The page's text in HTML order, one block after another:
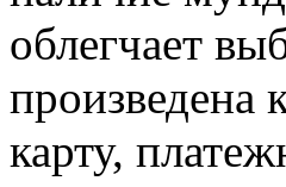
облегчает
произведена
карту,